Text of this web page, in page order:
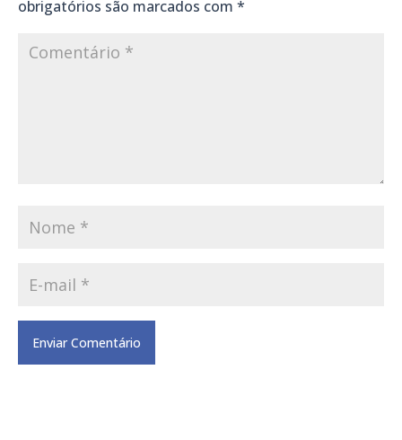
obrigatórios são marcados com *